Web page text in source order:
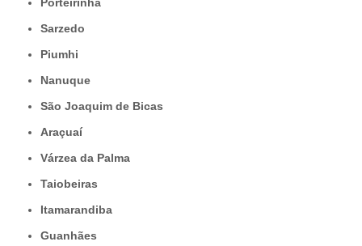
Sarzedo
Piumhi
Nanuque
São Joaquim de Bicas
Araçuaí
Várzea da Palma
Taiobeiras
Itamarandiba
Guanhães